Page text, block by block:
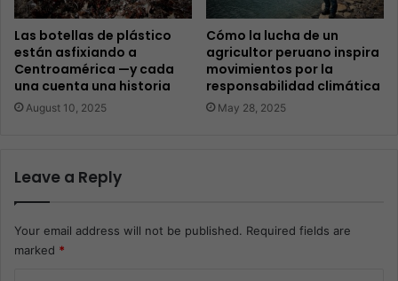
Las botellas de plástico
están asfixiando a
Centroamérica —y cada
una cuenta una historia
August 10, 2025
Cómo la lucha de un
agricultor peruano inspira
movimientos por la
responsabilidad climática
May 28, 2025
Leave a Reply
Your email address will not be published. Required fields are
marked *